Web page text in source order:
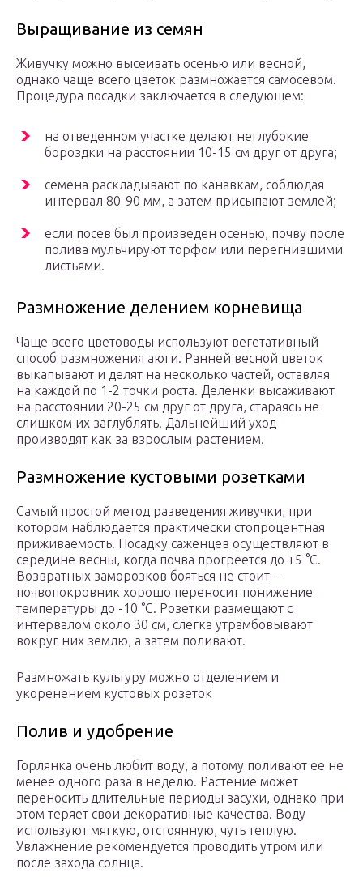
Выращивание из семян
Живучку можно высеивать осенью или весной,
однако чаще всего цветок размножается самосевом.
Процедура посадки заключается в следующем:
на отведенном участке делают неглубокие
бороздки на расстоянии 10-15 см друг от друга;
семена раскладывают по канавкам, соблюдая
интервал 80-90 мм, а затем присыпают землей;
если посев был произведен осенью, почву после
полива мульчируют торфом или перегнившими
листьями.
Размножение делением корневища
Чаще всего цветоводы используют вегетативный
способ размножения аюги. Ранней весной цветок
выкапывают и делят на несколько частей, оставляя
на каждой по 1-2 точки роста. Деленки высаживают
на расстоянии 20-25 см друг от друга, стараясь не
слишком их заглублять. Дальнейший уход
производят как за взрослым растением.
Размножение кустовыми розетками
Самый простой метод разведения живучки, при
котором наблюдается практически стопроцентная
приживаемость. Посадку саженцев осуществляют в
середине весны, когда почва прогреется до +5 °С.
Возвратных заморозков бояться не стоит –
почвопокровник хорошо переносит понижение
температуры до -10 °С. Розетки размещают с
интервалом около 30 см, слегка утрамбовывают
вокруг них землю, а затем поливают.
Размножать культуру можно отделением и
укоренением кустовых розеток
Полив и удобрение
Горлянка очень любит воду, а потому поливают ее не
менее одного раза в неделю. Растение может
переносить длительные периоды засухи, однако при
этом теряет свои декоративные качества. Воду
используют мягкую, отстоянную, чуть теплую.
Увлажнение рекомендуется проводить утром или
после захода солнца.